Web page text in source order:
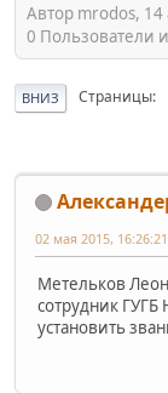
Автор mrodos, 14
0 Пользователи
ВНИЗ Страницы
02 мая 2015, 16:26:21
Метельков
сотрудник
установить